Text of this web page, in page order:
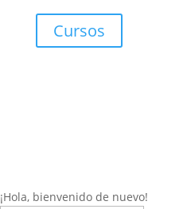
Cursos
¡Hola, bienvenido de nuevo!